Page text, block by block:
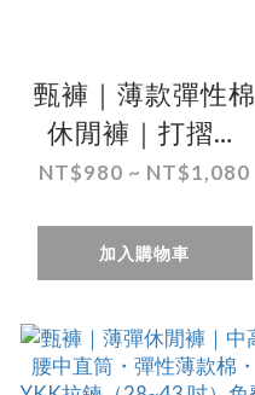
甄褲｜薄款彈性棉
休閒褲｜打摺設
計・高腰直筒・透
吋）免費改長
NT$980 ~ NT$1,080
加入購物車